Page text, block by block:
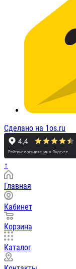
Сделано на 1os.ru
↑
Главная
Кабинет
Корзина
Каталог